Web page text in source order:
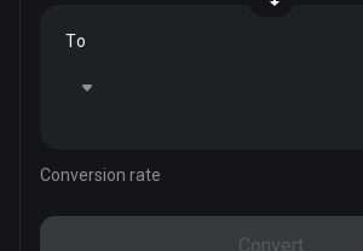
To
Conversion rate
Convert